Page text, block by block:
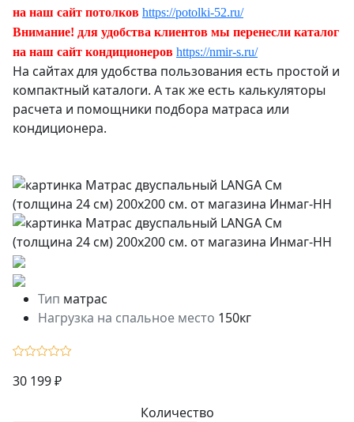
на наш сайт потолков https://potolki-52.ru/
Внимание! для удобства клиентов мы перенесли каталог
на наш сайт кондиционеров https://nmir-s.ru/
На сайтах для удобства пользования есть простой и
компактный каталоги. А так же есть калькуляторы
расчета и помощники подбора матраса или
кондиционера.
Тип матрас
Нагрузка на спальное место 150кг
30 199 ₽
Количество